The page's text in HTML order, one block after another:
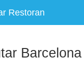
Restoran
Barcelona